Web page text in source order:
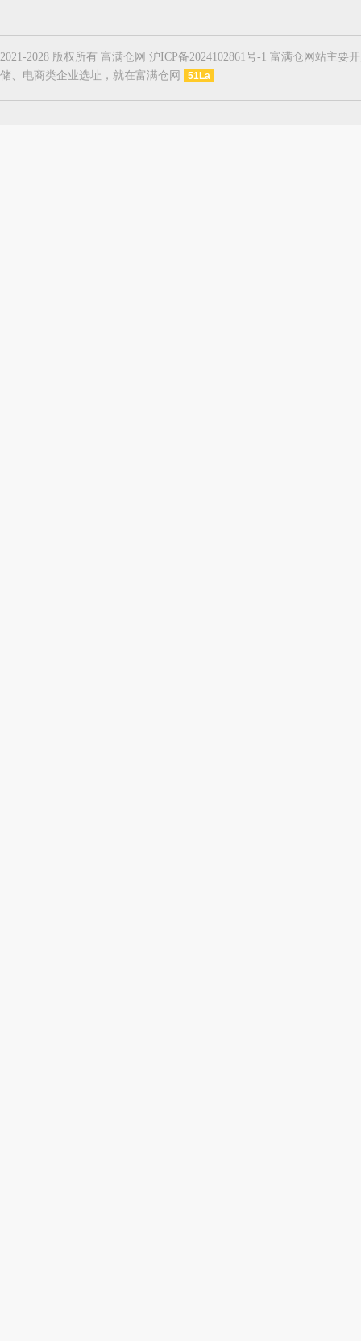
2021-2028 版权所有 富满仓网 沪ICP备2024102861号-1 富满仓网站主
储、电商类企业选址，就在富满仓网
51La